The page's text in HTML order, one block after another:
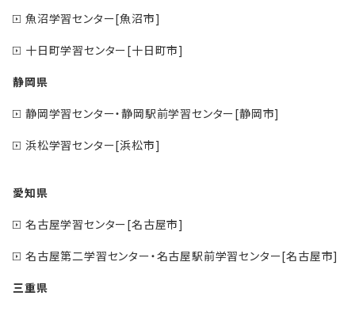
魚沼学習センター[魚沼市]
十日町学習センター[十日町市]
静岡県
静岡学習センター・静岡駅前学習センター[静岡市]
浜松学習センター[浜松市]
愛知県
名古屋学習センター[名古屋市]
名古屋第二学習センター・名古屋駅前学習センター[名古屋市]
三重県